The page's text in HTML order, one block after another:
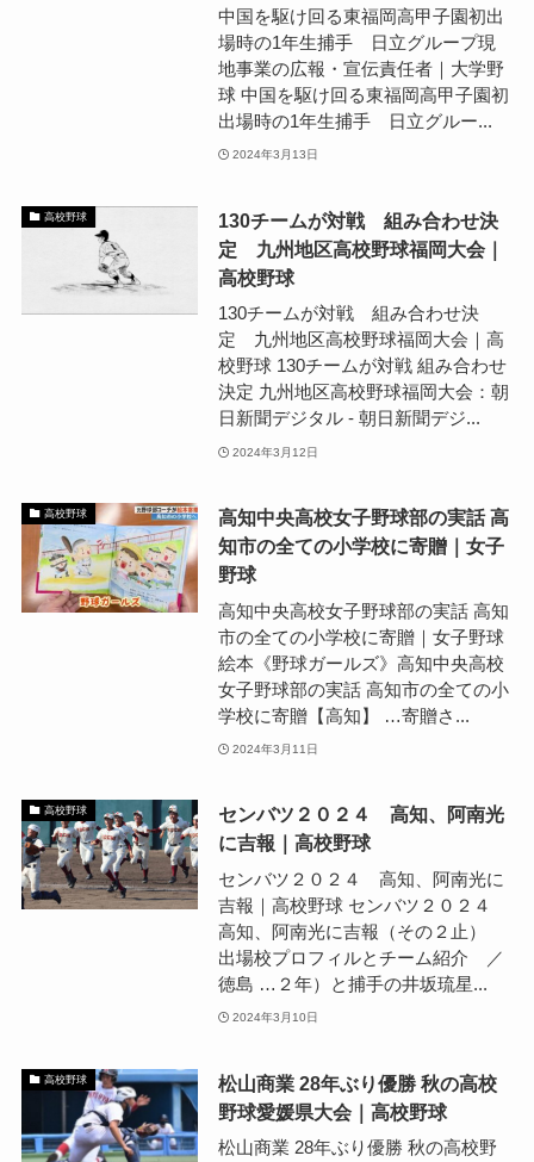
中国を駆け回る東福岡高甲子園初出
場時の1年生捕手 日立グループ現
地事業の広報・宣伝責任者｜大学野
球 中国を駆け回る東福岡高甲子園初
出場時の1年生捕手 日立グルー...
2024年3月13日
高校野球
130チームが対戦 組み合わせ決
定 九州地区高校野球福岡大会｜
高校野球
130チームが対戦 組み合わせ決
定 九州地区高校野球福岡大会｜高
校野球 130チームが対戦 組み合わせ
決定 九州地区高校野球福岡大会：朝
日新聞デジタル - 朝日新聞デジ...
2024年3月12日
高校野球
高知中央高校女子野球部の実話 高
知市の全ての小学校に寄贈｜女子
野球
高知中央高校女子野球部の実話 高知
市の全ての小学校に寄贈｜女子野球
絵本《野球ガールズ》高知中央高校
女子野球部の実話 高知市の全ての小
学校に寄贈【高知】 …寄贈さ...
2024年3月11日
高校野球
センバツ２０２４ 高知、阿南光
に吉報｜高校野球
センバツ２０２４ 高知、阿南光に
吉報｜高校野球 センバツ２０２４
高知、阿南光に吉報（その２止）
出場校プロフィルとチーム紹介 ／
徳島 …２年）と捕手の井坂琉星...
2024年3月10日
高校野球
松山商業 28年ぶり優勝 秋の高校
野球愛媛県大会｜高校野球
松山商業 28年ぶり優勝 秋の高校野